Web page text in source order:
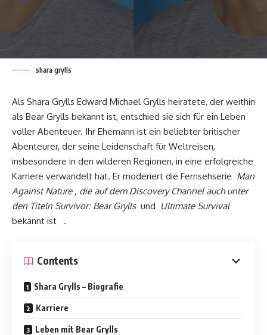
shara grylls
Als Shara Grylls Edward Michael Grylls heiratete, der weithin
als Bear Grylls bekannt ist, entschied sie sich für ein Leben
voller Abenteuer. Ihr Ehemann ist ein beliebter britischer
Abenteurer, der seine Leidenschaft für Weltreisen,
insbesondere in den wilderen Regionen, in eine erfolgreiche
Karriere verwandelt hat. Er moderiert die Fernsehserie Man
Against Nature , die auf dem Discovery Channel auch unter
den Titeln Survivor: Bear Gryllsund Ultimate Survival
bekannt ist .
Contents
Shara Grylls – Biografie
Karriere
Leben mit Bear Grylls